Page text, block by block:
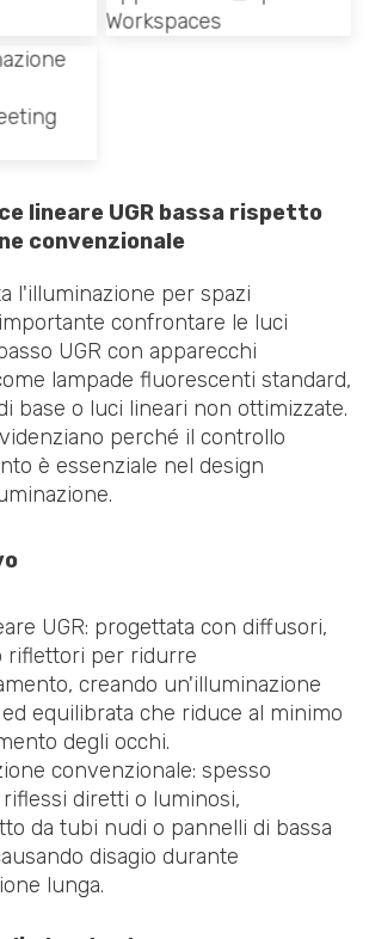
lineare UGR bassa rispetto
convenzionale
l'illuminazione per spazi
confrontare le luci
UGR con apparecchi
lampade fluorescenti standard,
base o luci lineari non ottimizzate.
perché il controllo
è essenziale nel design
UGR: progettata con diffusori,
riflettori per ridurre
creando un'illuminazione
equilibrata che riduce al minimo
degli occhi.
convenzionale: spesso
diretti o luminosi,
da tubi nudi o pannelli di bassa
disagio durante
lunga.